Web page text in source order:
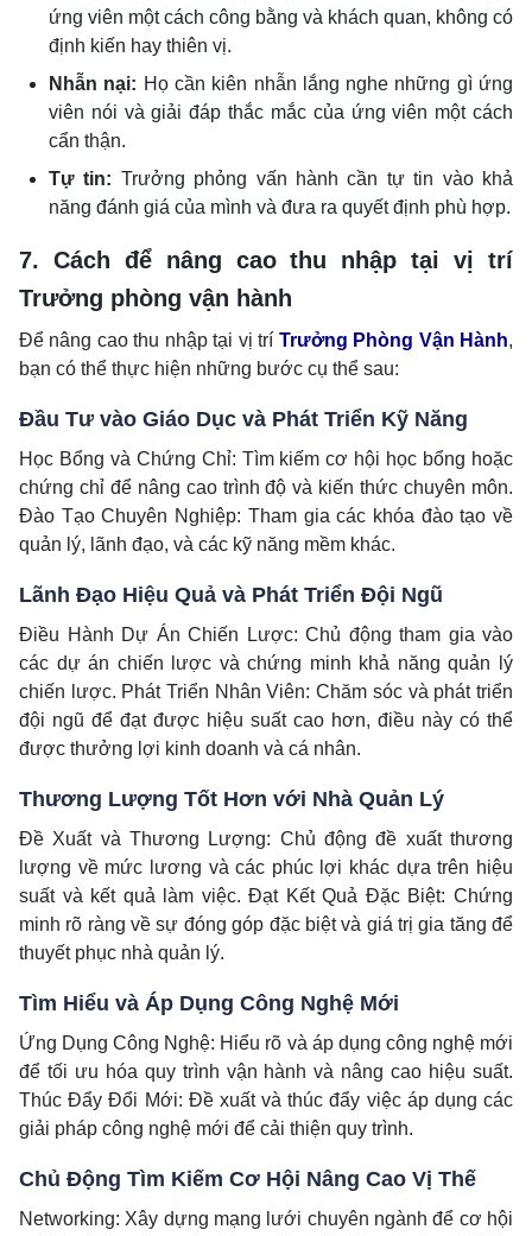
ứng viên một cách công bằng và khách quan, không có
định kiến hay thiên vị.
Nhẫn nại: Họ cần kiên nhẫn lắng nghe những gì ứng
viên nói và giải đáp thắc mắc của ứng viên một cách
cẩn thận.
Tự tin: Trưởng phỏng vấn hành cần tự tin vào khả
năng đánh giá của mình và đưa ra quyết định phù hợp.
7. Cách để nâng cao thu nhập tại vị trí
Trưởng phòng vận hành
Để nâng cao thu nhập tại vị trí Trưởng Phòng Vận Hành,
bạn có thể thực hiện những bước cụ thể sau:
Đầu Tư vào Giáo Dục và Phát Triển Kỹ Năng
Học Bổng và Chứng Chỉ: Tìm kiếm cơ hội học bổng hoặc
chứng chỉ để nâng cao trình độ và kiến thức chuyên môn.
Đào Tạo Chuyên Nghiệp: Tham gia các khóa đào tạo về
quản lý, lãnh đạo, và các kỹ năng mềm khác.
Lãnh Đạo Hiệu Quả và Phát Triển Đội Ngũ
Điều Hành Dự Án Chiến Lược: Chủ động tham gia vào
các dự án chiến lược và chứng minh khả năng quản lý
chiến lược. Phát Triển Nhân Viên: Chăm sóc và phát triển
đội ngũ để đạt được hiệu suất cao hơn, điều này có thể
được thưởng lợi kinh doanh và cá nhân.
Thương Lượng Tốt Hơn với Nhà Quản Lý
Đề Xuất và Thương Lượng: Chủ động đề xuất thương
lượng về mức lương và các phúc lợi khác dựa trên hiệu
suất và kết quả làm việc. Đạt Kết Quả Đặc Biệt: Chứng
minh rõ ràng về sự đóng góp đặc biệt và giá trị gia tăng để
thuyết phục nhà quản lý.
Tìm Hiểu và Áp Dụng Công Nghệ Mới
Ứng Dụng Công Nghệ: Hiểu rõ và áp dụng công nghệ mới
để tối ưu hóa quy trình vận hành và nâng cao hiệu suất.
Thúc Đẩy Đổi Mới: Đề xuất và thúc đẩy việc áp dụng các
giải pháp công nghệ mới để cải thiện quy trình.
Chủ Động Tìm Kiếm Cơ Hội Nâng Cao Vị Thế
Networking: Xây dựng mạng lưới chuyên ngành để cơ hội